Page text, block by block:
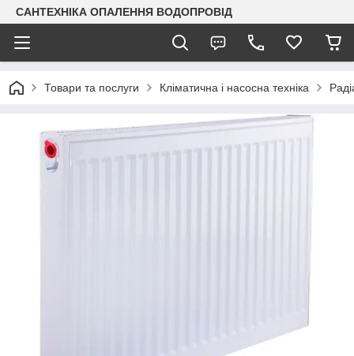
САНТЕХНІКА ОПАЛЕННЯ ВОДОПРОВІД
Товари та послуги Кліматична і насосна техніка